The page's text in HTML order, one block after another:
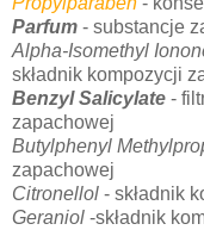
Parfum - substancje
Alpha-Isomethyl
składnik kompozycji
Benzyl Salicylate -
zapachowej
Butylphenyl
zapachowej
Citronellol - składnik
Geraniol -składnik